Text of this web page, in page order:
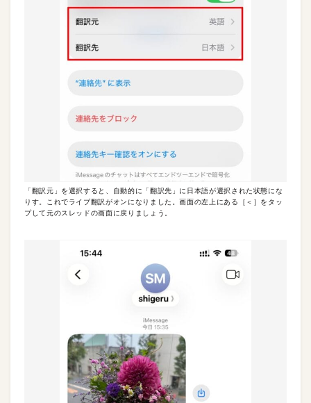
「翻訳元」を選択すると、自動的に「翻訳先」に日本語が選択された状態にな
りす。これでライブ翻訳がオンになりました。画面の左上にある［＜］をタッ
プして元のスレッドの画面に戻りましょう。